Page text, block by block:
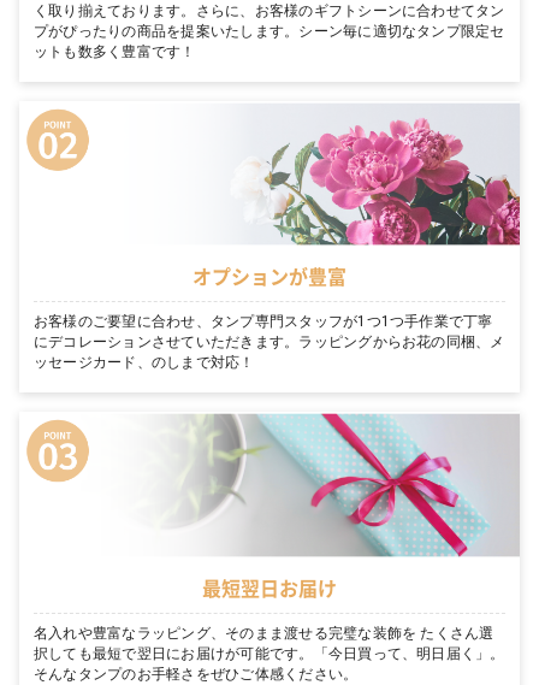
く取り揃えております。さらに、お客様のギフトシーンに合わせてタン
プがぴったりの商品を提案いたします。シーン毎に適切なタンプ限定セ
ットも数多く豊富です！
オプションが豊富
お客様のご要望に合わせ、タンプ専門スタッフが1つ1つ手作業で丁寧
にデコレーションさせていただきます。ラッピングからお花の同梱、メ
ッセージカード、のしまで対応！
最短翌日お届け
名入れや豊富なラッピング、そのまま渡せる完璧な装飾を たくさん選
択しても最短で翌日にお届けが可能です。「今日買って、明日届く」。
そんなタンプのお手軽さをぜひご体感ください。